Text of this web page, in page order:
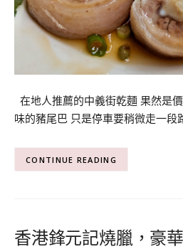
在地人推薦的中義街乾麵 果然是
味的豬尾巴 只是停車要稍微走一段
CONTINUE READING
香港鋒元記燒臘，豪